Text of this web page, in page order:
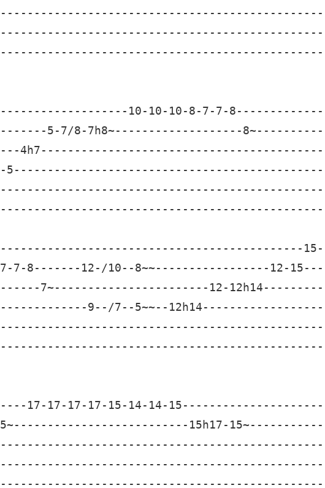
|
|
|
10-10-10-8-7-7-8-------------|
5-7/8-7h8~-------------------8~----------|
4h7------------------------------------------|
5----------------------------------------------|
|
|
15-|
7-8-------12-/10--8~~-----------------12-15---|
7~-----------------------12-12h14---------|
9--/7--5~~--12h14------------------|
|
|
17-17-17-17-15-14-14-15---------------------|
15h17-15~-----------|
|
|
|